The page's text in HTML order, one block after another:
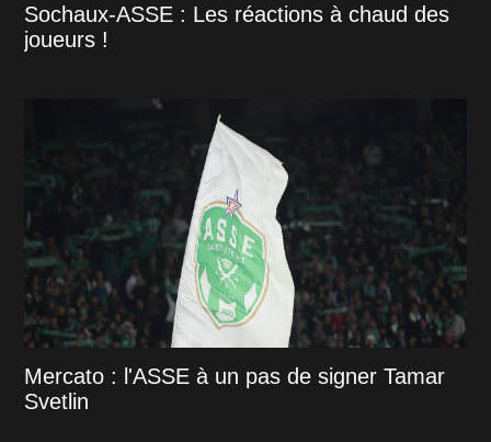
Sochaux-ASSE : Les réactions à chaud des
joueurs !
Mercato : l'ASSE à un pas de signer Tamar
Svetlin